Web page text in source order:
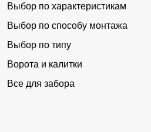
Выбор по характеристикам
Выбор по способу монтажа
Выбор по типу
Ворота и калитки
Все для забора